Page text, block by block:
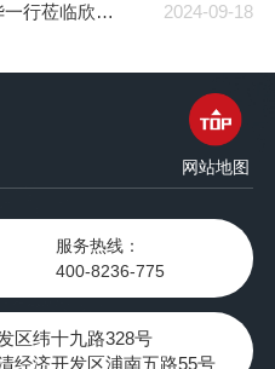
2024-09-18
农工党浙江省委会主委葛明华一行莅临欣灵电气考察调研
网站地图
服务热线：
400-8236-775
区纬十九路328号
经济开发区浦南五路55号